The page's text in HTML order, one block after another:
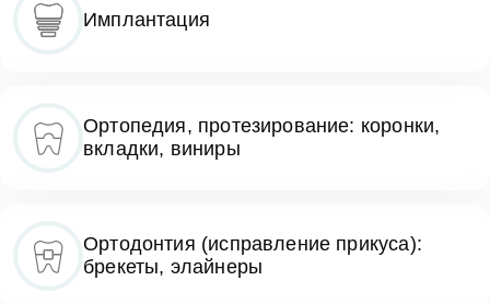
Имплантация
Ортопедия, протезирование: коронки,
вкладки, виниры
Ортодонтия (исправление прикуса):
брекеты, элайнеры